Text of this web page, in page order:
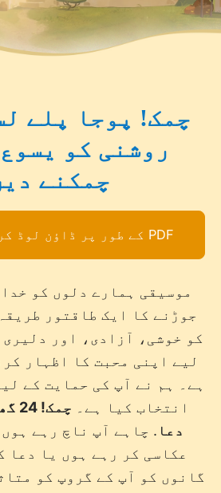
چمک! پوجا پلے
روشنی کو
چمکنے
PDF کے طور پر ڈاؤن لوڈ کریں (انگریزی)
موسیقی ہمارے دلوں کو
جوڑنے کا ایک طاقتور
کو خوشی، آزادی، اور
لیے اپنی محبت کا اظہار
ہے۔ ہم نے آپ کی حمایت کے
انتخاب کیا ہے۔
دعا . چاہے آپ ناچ رہے
عکاسی کر رہے ہوں یا دعا
گانوں کو آپ کے گروپ کو